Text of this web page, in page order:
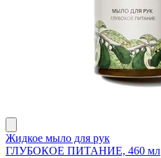
Жидкое мыло для рук
ГЛУБОКОЕ ПИТАНИЕ, 460 мл